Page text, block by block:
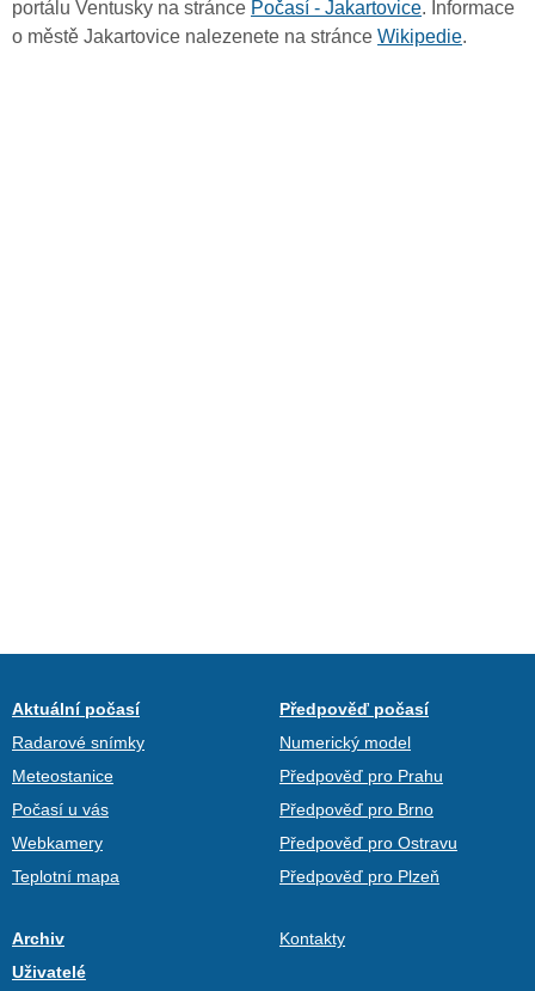
portálu Ventusky na stránce Počasí - Jakartovice. Informace
o městě Jakartovice nalezenete na stránce Wikipedie.
Aktuální počasí
Radarové snímky
Meteostanice
Počasí u vás
Webkamery
Teplotní mapa
Předpověď počasí
Numerický model
Předpověď pro Prahu
Předpověď pro Brno
Předpověď pro Ostravu
Předpověď pro Plzeň
Archiv
Uživatelé
Kontakty